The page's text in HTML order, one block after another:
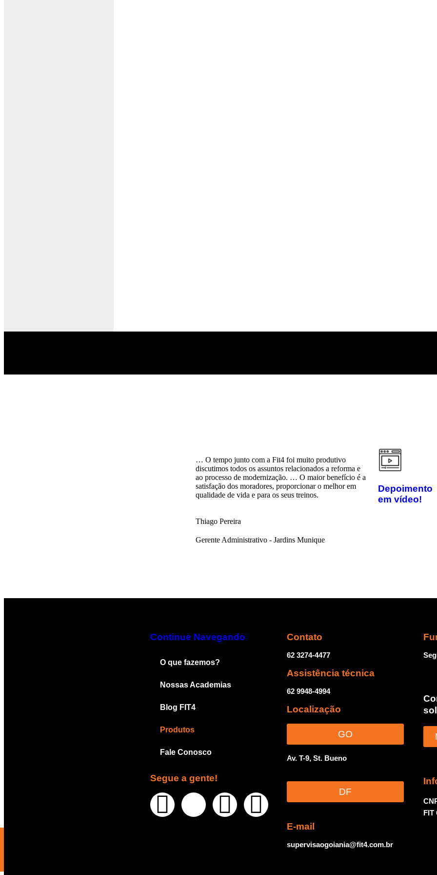
… O tempo junto com a Fit4 foi muito produtivo
discutimos todos os assuntos relacionados a reforma e
ao processo de modernização. … O maior benefício é a
satisfação dos moradores, proporcionar o melhor em
qualidade de vida e para os seus treinos.
Thiago Pereira
Gerente Administrativo - Jardins Munique
Depoimento
em vídeo!
Continue Navegando
O que fazemos?
Nossas Academias
Blog FIT4
Produtos
Fale Conosco
Segue a gente!
Contato
62 3274-4477
Assistência técnica
62 9948-4994
Localização
GO
Av. T-9, St. Bueno
DF
E-mail
supervisaogoiania@fit4.com.br
FIT